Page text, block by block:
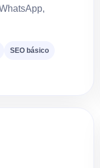
SEO básico